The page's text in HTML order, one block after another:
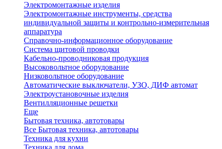
Электромонтажные изделия
Электромонтажные инструменты, средства
индивидуальной защиты и контрольно-измерительная
аппаратура
Справочно-информационное оборудование
Система щитовой проводки
Кабельно-проводниковая продукция
Высоковольтное оборудование
Низковольтное оборудование
Автоматические выключатели, УЗО, ДИФ автомат
Электроустановочные изделия
Вентилляционные решетки
Еще
Бытовая техника, автотовары
Все Бытовая техника, автотовары
Техника для кухни
Техника для дома